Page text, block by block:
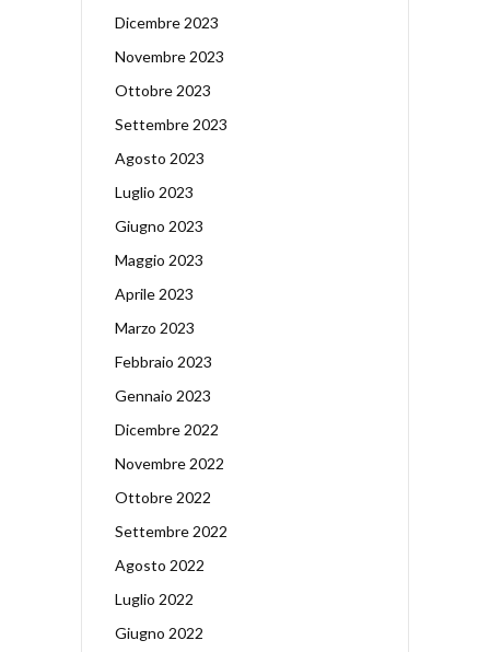
Dicembre 2023
Novembre 2023
Ottobre 2023
Settembre 2023
Agosto 2023
Luglio 2023
Giugno 2023
Maggio 2023
Aprile 2023
Marzo 2023
Febbraio 2023
Gennaio 2023
Dicembre 2022
Novembre 2022
Ottobre 2022
Settembre 2022
Agosto 2022
Luglio 2022
Giugno 2022